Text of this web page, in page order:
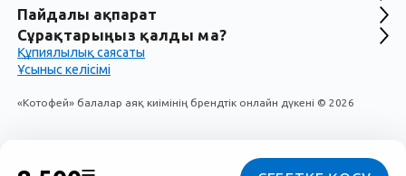
Пайдалы ақпарат
Сұрақтарыңыз қалды ма?
«Котофей» балалар аяқ киімінің брендтік онлайн дүкені ©2026
Құпиялылық саясаты
Ұсыныс келісімі